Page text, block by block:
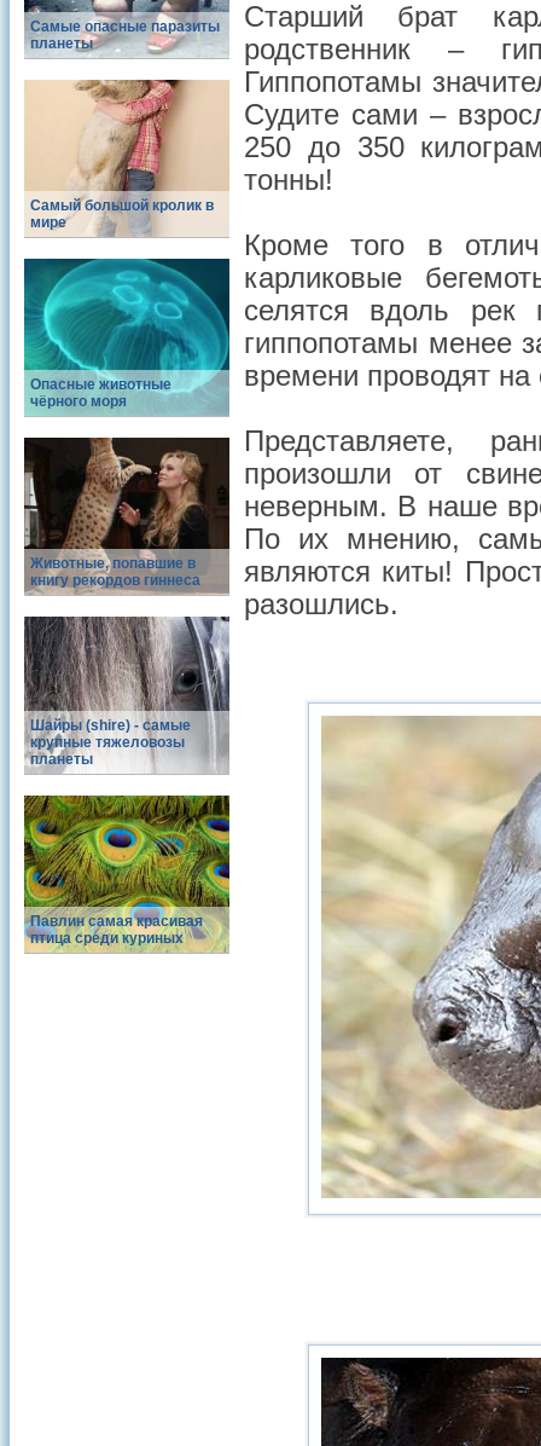
Самые опасные паразиты
планеты
Самый большой кролик в
мире
Опасные животные
чёрного моря
Животные, попавшие в
книгу рекордов гиннеса
Шайры (shire) - самые
крупные тяжеловозы
планеты
Павлин самая красивая
птица среди куриных
Старший брат
родственник –
Гиппопотамы
Судите сами –
250 до 350
тонны!
Кроме того в
карликовые
селятся вдоль рек
гиппопотамы менее
времени проводят
Представляете,
произошли от
неверным. В наше
По их мнению,
являются киты!
разошлись.